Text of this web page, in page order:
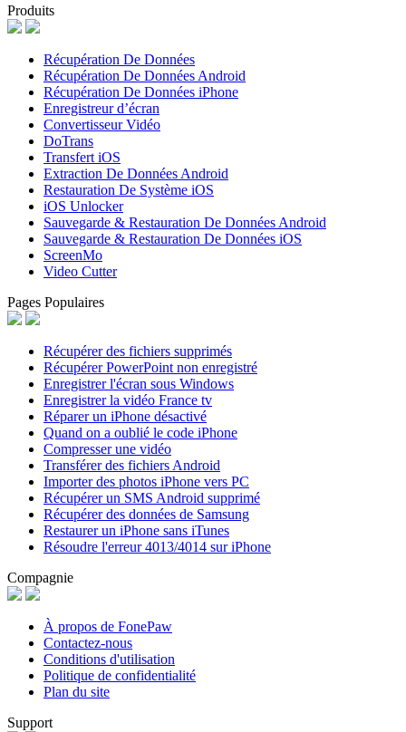
Produits
Récupération De Données
Récupération De Données Android
Récupération De Données iPhone
Enregistreur d’écran
Convertisseur Vidéo
DoTrans
Transfert iOS
Extraction De Données Android
Restauration De Système iOS
iOS Unlocker
Sauvegarde & Restauration De Données Android
Sauvegarde & Restauration De Données iOS
ScreenMo
Video Cutter
Pages Populaires
Récupérer des fichiers supprimés
Récupérer PowerPoint non enregistré
Enregistrer l'écran sous Windows
Enregistrer la vidéo France tv
Réparer un iPhone désactivé
Quand on a oublié le code iPhone
Compresser une vidéo
Transférer des fichiers Android
Importer des photos iPhone vers PC
Récupérer un SMS Android supprimé
Récupérer des données de Samsung
Restaurer un iPhone sans iTunes
Résoudre l'erreur 4013/4014 sur iPhone
Compagnie
À propos de FonePaw
Contactez-nous
Conditions d'utilisation
Politique de confidentialité
Plan du site
Support